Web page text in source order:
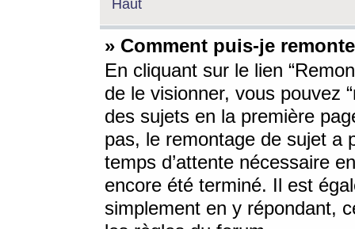
Haut
» Comment puis-je
En cliquant sur le lien
de le visionner, vous pouvez
des sujets en la première
pas, le remontage de sujet a
temps d’attente nécessaire
encore été terminé. Il est
simplement en y répondant,